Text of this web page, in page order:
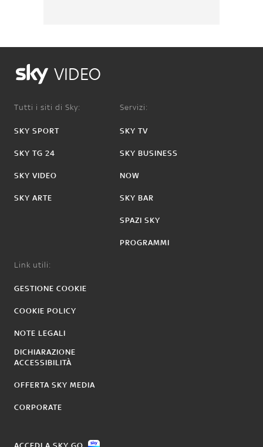
VIDEO
Tutti i siti di Sky:
SKY SPORT
SKY TG 24
SKY VIDEO
SKY ARTE
Servizi:
SKY TV
SKY BUSINESS
NOW
SKY BAR
SPAZI SKY
PROGRAMMI
Link utili:
GESTIONE COOKIE
COOKIE POLICY
NOTE LEGALI
DICHIARAZIONE
ACCESSIBILITÀ
OFFERTA SKY MEDIA
CORPORATE